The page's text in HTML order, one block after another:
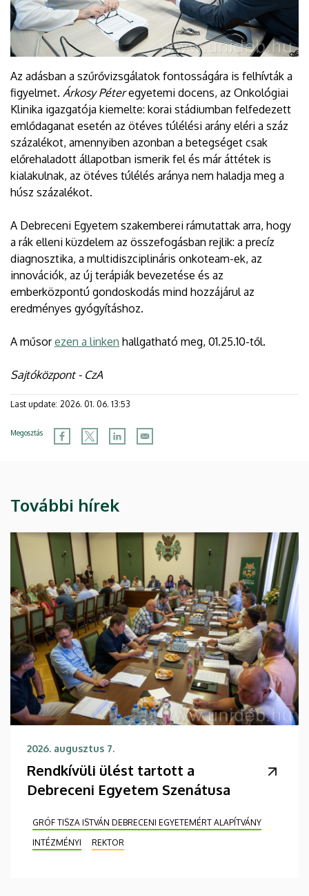
Az adásban a szűrővizsgálatok fontosságára is felhívták a
figyelmet. Árkosy Péteregyetemi docens, az Onkológiai
Klinika igazgatója kiemelte: korai stádiumban felfedezett
emlődaganat esetén az ötéves túlélési arány eléri a száz
százalékot, amennyiben azonban a betegséget csak
előrehaladott állapotban ismerik fel és már áttétek is
kialakulnak, az ötéves túlélés aránya nem haladja meg a
húsz százalékot.
A Debreceni Egyetem szakemberei rámutattak arra, hogy
a rák elleni küzdelem az összefogásban rejlik: a precíz
diagnosztika, a multidiszciplináris onkoteam-ek, az
innovációk, az új terápiák bevezetése és az
emberközpontú gondoskodás mind hozzájárul az
eredményes gyógyításhoz.
A műsorezen a linken hallgatható meg, 01.25.10-től.
Sajtóközpont - CzA
Last update: 2026. 01. 06. 13:53
Megosztás
További hírek
2026. augusztus 7.
Rendkívüli ülést tartott a
Debreceni Egyetem Szenátusa
GRÓF TISZA ISTVÁN DEBRECENI EGYETEMÉRT ALAPÍTVÁNY
INTÉZMÉNYI
REKTOR